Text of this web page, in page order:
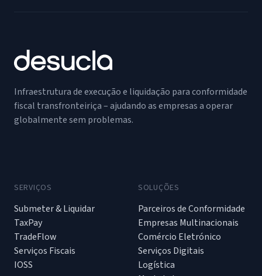
Infraestrutura de execução e liquidação para conformidade
fiscal transfronteiriça – ajudando as empresas a operar
globalmente sem problemas.
SERVIÇOS
Submeter & Liquidar
TaxPay
TradeFlow
Serviços Fiscais
IOSS
SOLUÇÕES
Parceiros de Conformidade
Empresas Multinacionais
Comércio Eletrónico
Serviços Digitais
Logística